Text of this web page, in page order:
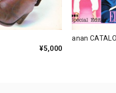
¥5,000
anan